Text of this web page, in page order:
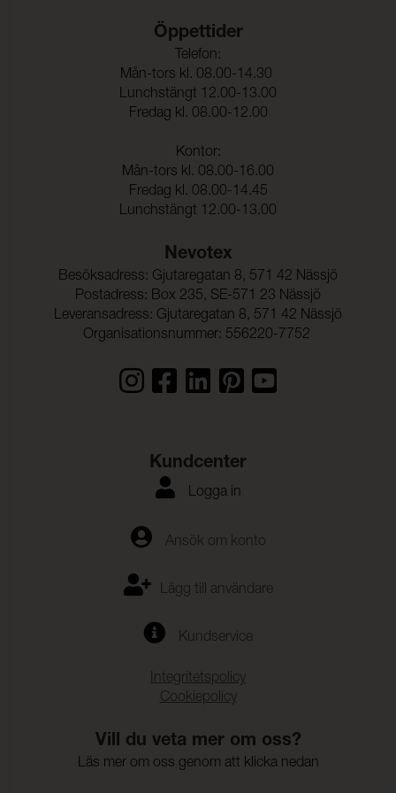
4-5 (ISO 105-X12)
6 (ISO 105-B02)
Sömnskridning Varp: 1,5 mm (ISO 13936-2)
2,0 mm (ISO 13936-2)
Dimensionsändring Varp: - 1,5 % (ISO 5077)
Dimensionsändring Väft: - 1,5 % (ISO 5077)
ISO 105-C06
Anfärgning multifiberväv: 4-5
4-5
ISO 105-E16
Färghärdighet mot svett: (ISO 105-E04)
4-5
4-5 (ISO 105-E01)
Öppettider
Telefon:
Mån-tors kl. 08.00-14.30
Lunchstängt 12.00-13.00
Fredag kl. 08.00-12.00
Kontor:
Mån-tors kl. 08.00-16.00
Fredag kl. 08.00-14.45
Lunchstängt 12.00-13.00
Nevotex
Besöksadress: Gjutaregatan 8, 571 42 Nässjö
Postadress: Box 235, SE-571 23 Nässjö
Leveransadress: Gjutaregatan 8, 571 42 Nässjö
Organisationsnummer: 556220-7752
Kundcenter
Logga in
Ansök om konto
Lägg till användare
Kundservice
Integritetspolicy
Cookiepolicy
Vill du veta mer om oss?
Läs mer om oss genom att klicka nedan